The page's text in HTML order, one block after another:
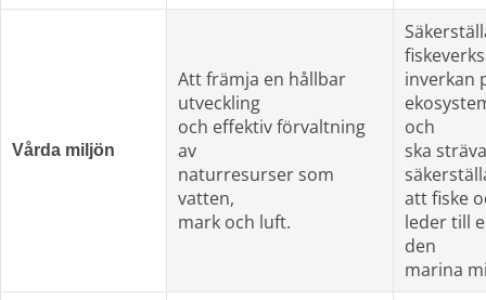
Vårda miljön
Att främja en hållbar
utveckling
och effektiv förvaltning
av
naturresurser som
vatten,
mark och luft.
inverkan
och
ska
att fiske
leder till
den
marina